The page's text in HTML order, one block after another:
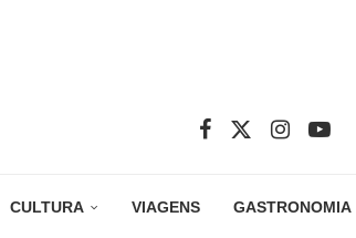
CULTURA VIAGENS GASTRONOMIA